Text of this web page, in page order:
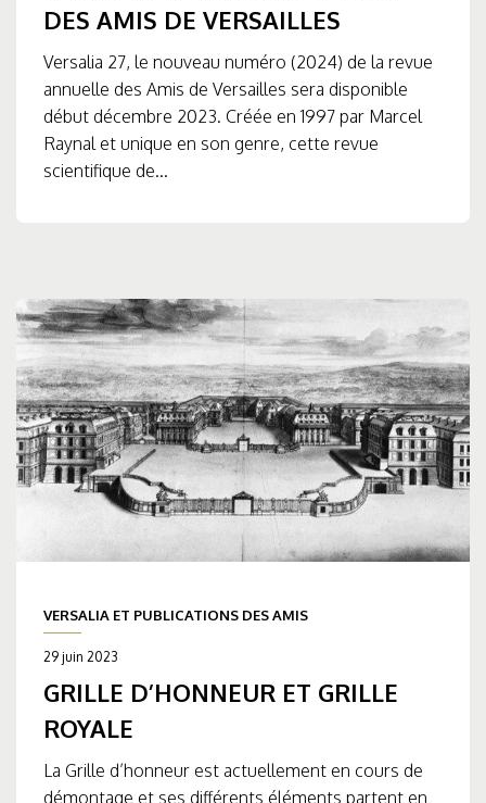
DES AMIS DE VERSAILLES
Versalia 27, le nouveau numéro (2024) de la revue
annuelle des Amis de Versailles sera disponible
début décembre 2023. Créée en 1997 par Marcel
Raynal et unique en son genre, cette revue
scientifique de...
VERSALIA ET PUBLICATIONS DES AMIS
29 juin 2023
GRILLE D’HONNEUR ET GRILLE
ROYALE
La Grille d’honneur est actuellement en cours de
démontage et ses différents éléments partent en